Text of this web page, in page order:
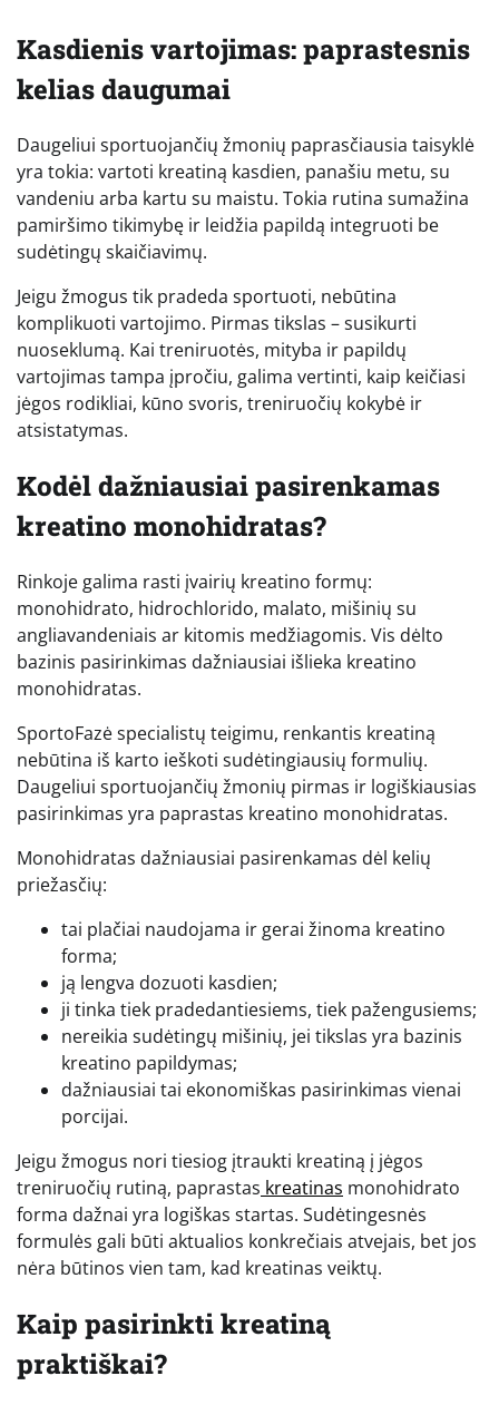
Kasdienis vartojimas: paprastesnis
kelias daugumai
Daugeliui sportuojančių žmonių paprasčiausia taisyklė
yra tokia: vartoti kreatiną kasdien, panašiu metu, su
vandeniu arba kartu su maistu. Tokia rutina sumažina
pamiršimo tikimybę ir leidžia papildą integruoti be
sudėtingų skaičiavimų.
Jeigu žmogus tik pradeda sportuoti, nebūtina
komplikuoti vartojimo. Pirmas tikslas – susikurti
nuoseklumą. Kai treniruotės, mityba ir papildų
vartojimas tampa įpročiu, galima vertinti, kaip keičiasi
jėgos rodikliai, kūno svoris, treniruočių kokybė ir
atsistatymas.
Kodėl dažniausiai pasirenkamas
kreatino monohidratas?
Rinkoje galima rasti įvairių kreatino formų:
monohidrato, hidrochlorido, malato, mišinių su
angliavandeniais ar kitomis medžiagomis. Vis dėlto
bazinis pasirinkimas dažniausiai išlieka kreatino
monohidratas.
SportoFazė specialistų teigimu, renkantis kreatiną
nebūtina iš karto ieškoti sudėtingiausių formulių.
Daugeliui sportuojančių žmonių pirmas ir logiškiausias
pasirinkimas yra paprastas kreatino monohidratas.
Monohidratas dažniausiai pasirenkamas dėl kelių
priežasčių:
tai plačiai naudojama ir gerai žinoma kreatino
forma;
ją lengva dozuoti kasdien;
ji tinka tiek pradedantiesiems, tiek pažengusiems;
nereikia sudėtingų mišinių, jei tikslas yra bazinis
kreatino papildymas;
dažniausiai tai ekonomiškas pasirinkimas vienai
porcijai.
Jeigu žmogus nori tiesiog įtraukti kreatiną į jėgos
treniruočių rutiną, paprastas kreatinas monohidrato
forma dažnai yra logiškas startas. Sudėtingesnės
formulės gali būti aktualios konkrečiais atvejais, bet jos
nėra būtinos vien tam, kad kreatinas veiktų.
Kaip pasirinkti kreatiną
praktiškai?